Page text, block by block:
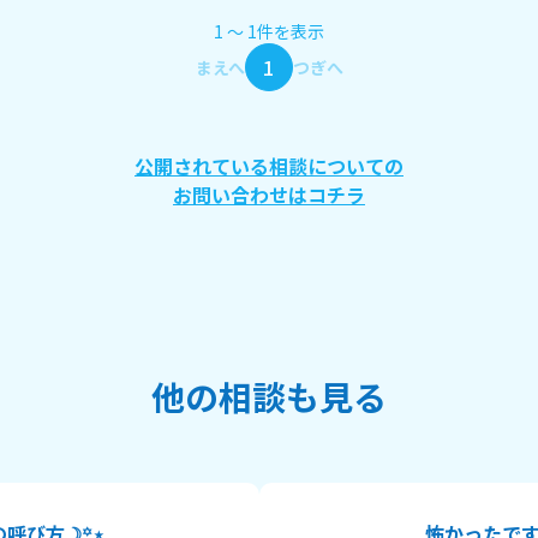
1 〜 1件を表示
まえへ
1 つぎへ
公開されている相談についての
お問い合わせはコチラ
他の相談も見る